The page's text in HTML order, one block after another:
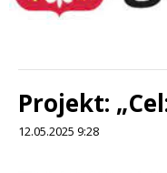
Projekt:
12.05.2025 9:28